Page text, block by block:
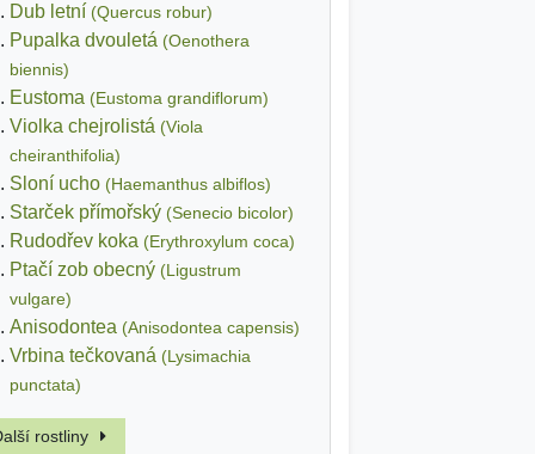
Dub letní (Quercus robur)
Pupalka dvouletá (Oenothera
biennis)
Eustoma (Eustoma grandiflorum)
Violka chejrolistá (Viola
cheiranthifolia)
Sloní ucho (Haemanthus albiflos)
Starček přímořský (Senecio bicolor)
Rudodřev koka (Erythroxylum coca)
Ptačí zob obecný (Ligustrum
vulgare)
Anisodontea (Anisodontea capensis)
Vrbina tečkovaná (Lysimachia
punctata)
rostliny